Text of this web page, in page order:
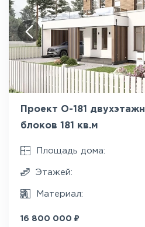
Проект О-181
блоков 181 кв.м
Площадь дома:
Этажей:
Материал:
16 800 000 ₽